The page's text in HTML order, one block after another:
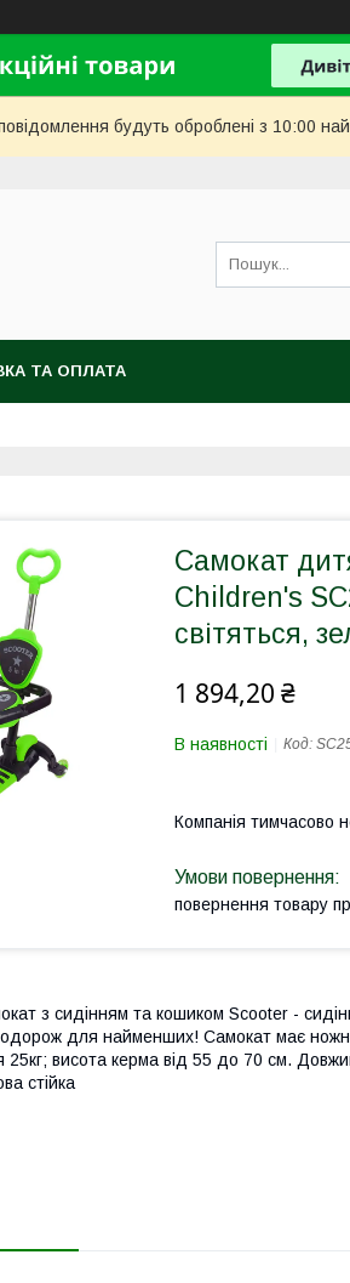
будуть оброблені з 10:00
ТА ОПЛАТА
Самокат
Children's
світяться,
1 894,20 ₴
В наявності Код:
Компанія тимчасово
повернення товару
з сидінням та кошиком Scooter -
для найменших! Самокат має
25кг; висота керма від 55 до 70 см.
стійка